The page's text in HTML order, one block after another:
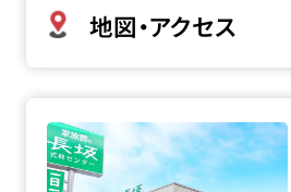
地図・アクセス